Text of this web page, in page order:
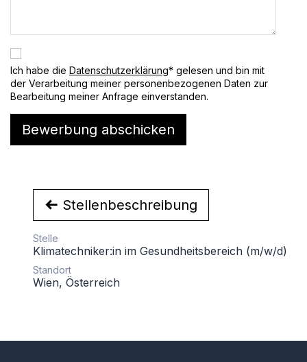
Ich habe die Datenschutzerklärung* gelesen und bin mit
der Verarbeitung meiner personenbezogenen Daten zur
Bearbeitung meiner Anfrage einverstanden.
Bewerbung abschicken
Stellenbeschreibung
Stelle
Klimatechniker:in im Gesundheitsbereich (m/w/d)
Standort
Wien, Österreich